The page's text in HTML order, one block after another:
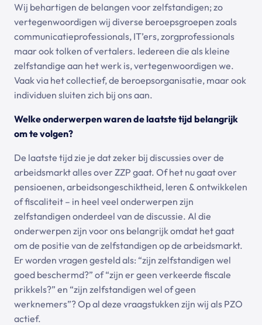
Wij behartigen de belangen voor zelfstandigen; zo
vertegenwoordigen wij diverse beroepsgroepen zoals
communicatieprofessionals, IT’ers, zorgprofessionals
maar ook tolken of vertalers. Iedereen die als kleine
zelfstandige aan het werk is, vertegenwoordigen we.
Vaak via het collectief, de beroepsorganisatie, maar ook
individuen sluiten zich bij ons aan.
Welke onderwerpen waren de laatste tijd belangrijk
om te volgen?
De laatste tijd zie je dat zeker bij discussies over de
arbeidsmarkt alles over ZZP gaat. Of het nu gaat over
pensioenen, arbeidsongeschiktheid, leren & ontwikkelen
of fiscaliteit – in heel veel onderwerpen zijn
zelfstandigen onderdeel van de discussie. Al die
onderwerpen zijn voor ons belangrijk omdat het gaat
om de positie van de zelfstandigen op de arbeidsmarkt.
Er worden vragen gesteld als: “zijn zelfstandigen wel
goed beschermd?” of “zijn er geen verkeerde fiscale
prikkels?” en “zijn zelfstandigen wel of geen
werknemers”? Op al deze vraagstukken zijn wij als PZO
actief.